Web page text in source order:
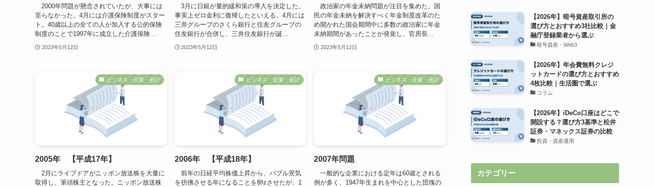
2000年問題が懸念されていたが、大事には
至らなかった。4月には介護保険制度がスター
ト。40歳以上の全ての人が加入する公的保険
制度のことで1997年に成立した介護保険...
2023年5月12日
3月に日銀が量的緩和策の導入を決定した。
事実上ゼロ金利に復帰したといえる。4月には
三井グループのさくら銀行と住友グループの
住友銀行が合併し、三井住友銀行が誕...
2023年5月12日
政治家の年金未納問題が注目を集めた。国
民の年金未納を解決すべく年金制度改革のた
め開かれた国会期間中に多数の政治家に年金
未納期間があったことが発覚し、官房長...
2023年5月12日
ビジネス・企業・会計
2005年 【平成17年】
2月にライブドアがニッポン放送株を大量に
取得し、筆頭株主となった。ニッポン放送株
ビジネス・企業・会計
2006年 【平成18年】
前年の日経平均株価上昇から、バブル景気
を彷彿させる年になることを卵zさせたが、1
ビジネス・企業・会計
2007年問題
一般的な企業における定年は60歳とされる
例が多く、1947年生まれを中心とした団塊の
【2026年】暗号資産取引所の
選び方とおすすめ3社比較｜金
融庁登録業者から選ぶ
暗号資産・Web3
【2026年】年会費無料クレジ
ットカードの選び方とおすすめ
4枚比較｜生活圏で選ぶ
コラム
【2026年】iDeCo口座はどこで
開設する？選び方3基準と松井
証券・マネックス証券の比較
投資・資産運用
カテゴリー